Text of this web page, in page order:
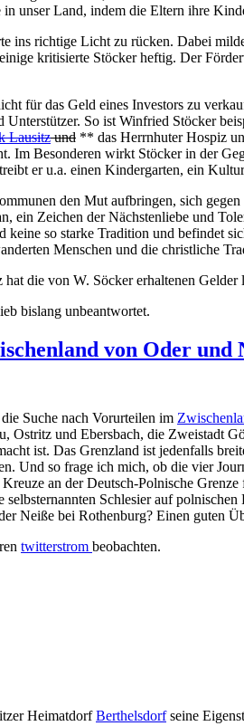
unser Land, indem die Eltern ihre
ins richtige Licht zu rücken. Dabei
kritisierte Stöcker heftig. Der
für das Geld eines Investors zu
So ist Winfried Stöcker
Lausitzund ** das Herrnhuter Hospiz
Im Besonderen wirkt Stöcker in der
er u.a. einen Kindergarten, ein
den Mut aufbringen, sich
ein Zeichen der Nächstenliebe und
keine so starke Tradition und befindet
Menschen und die christliche
die von W. Söcker erhaltenen
bislang unbeantwortet.
von Oder und
Suche nach Vorurteilen im
Ostritz und Ebersbach, die Zweistadt
ist. Das Grenzland ist jedenfalls
Und so frage ich mich, ob die vier
an der Deutsch-Polnische
Schlesier auf
Neiße bei Rothenburg? Einen guten
twitterstrom beobachten.
HeimatdorfBerthelsdorfseine